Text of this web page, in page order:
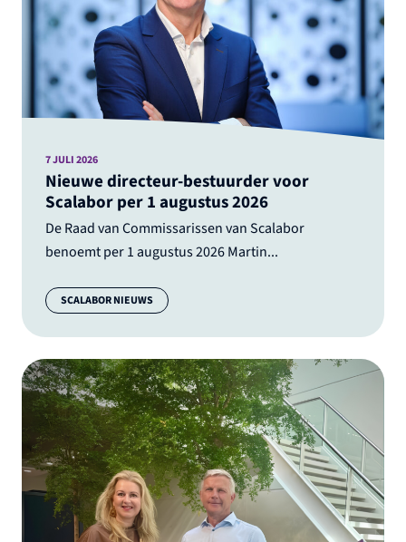
Nieuwe directeur-bestuurder voor
Scalabor per 1 augustus 2026
De Raad van Commissarissen van Scalabor
benoemt per 1 augustus 2026 Martin...
7 JULI 2026
Categorie:
SCALABOR NIEUWS